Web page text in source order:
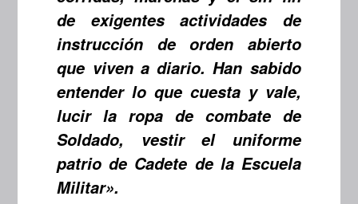
de exigentes actividades de
instrucción de orden abierto
que viven a diario. Han sabido
entender lo que cuesta y vale,
lucir la ropa de combate de
Soldado, vestir el uniforme
patrio de Cadete de la Escuela
Militar».